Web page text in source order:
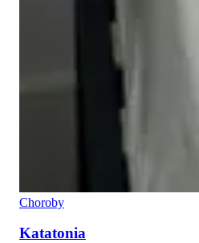
Choroby
Katatonia